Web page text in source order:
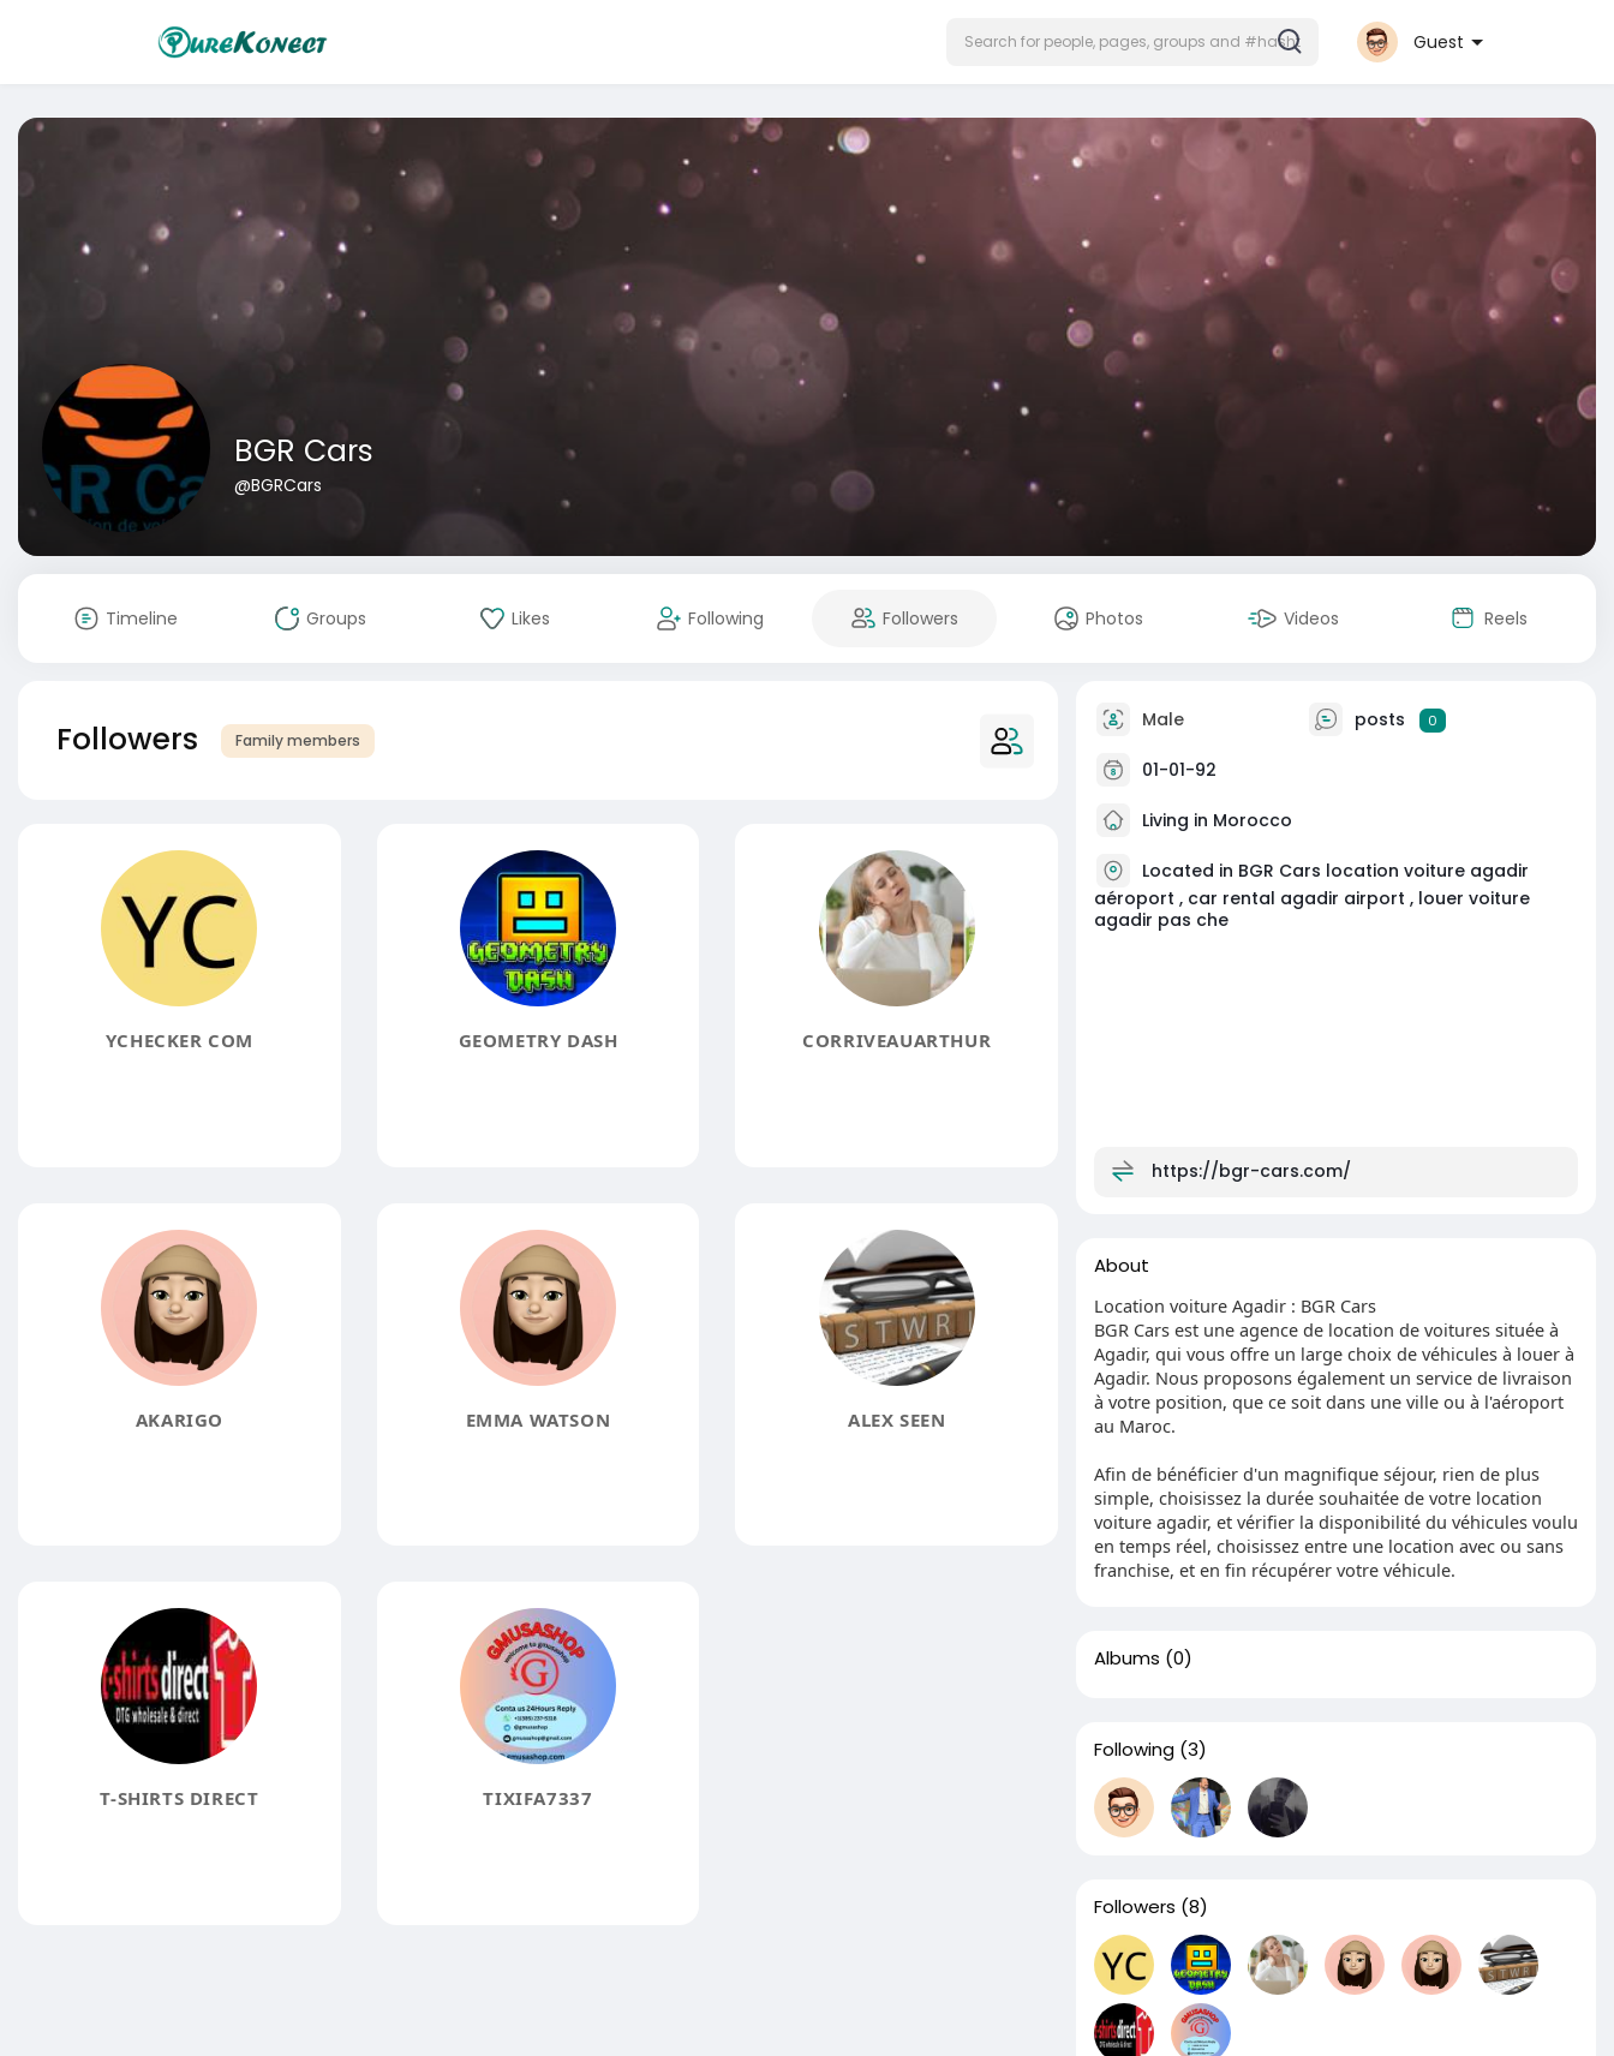
Guest
BGR Cars
@BGRCars
Timeline Groups Likes Following Followers Photos Videos Reels
Followers Family members
YCHECKER COM GEOMETRY DASH CORRIVEAUARTHUR
AKARIGO EMMA WATSON ALEX SEEN
T-SHIRTS DIRECT TIXIFA7337
Male posts 0
01-01-92
Living in Morocco
Located in BGR Cars location voiture agadir
aéroport , car rental agadir airport , louer voiture
agadir pas che
https://bgr-cars.com/
About
Location voiture Agadir : BGR Cars
BGR Cars est une agence de location de voitures située à
Agadir, qui vous offre un large choix de véhicules à louer à
Agadir. Nous proposons également un service de livraison
à votre position, que ce soit dans une ville ou à l'aéroport
au Maroc.
Afin de bénéficier d'un magnifique séjour, rien de plus
simple, choisissez la durée souhaitée de votre location
voiture agadir, et vérifier la disponibilité du véhicules voulu
en temps réel, choisissez entre une location avec ou sans
franchise, et en fin récupérer votre véhicule.
Albums (0)
Following (3)
Followers (8)